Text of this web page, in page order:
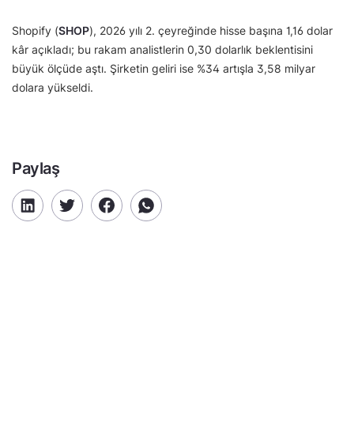
Shopify (SHOP), 2026 yılı 2. çeyreğinde hisse başına 1,16 dolar
kâr açıkladı; bu rakam analistlerin 0,30 dolarlık beklentisini
büyük ölçüde aştı. Şirketin geliri ise %34 artışla 3,58 milyar
dolara yükseldi.
Paylaş